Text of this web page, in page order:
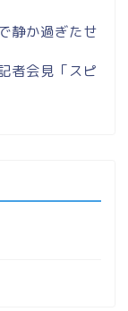
静か過ぎたせ
者会見「スピ